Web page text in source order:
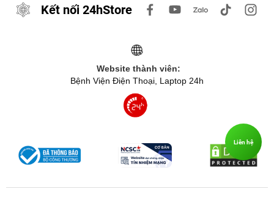
Kết nối 24hStore
Website thành viên:
Bệnh Viện Điện Thoại, Laptop 24h
Liên hệ